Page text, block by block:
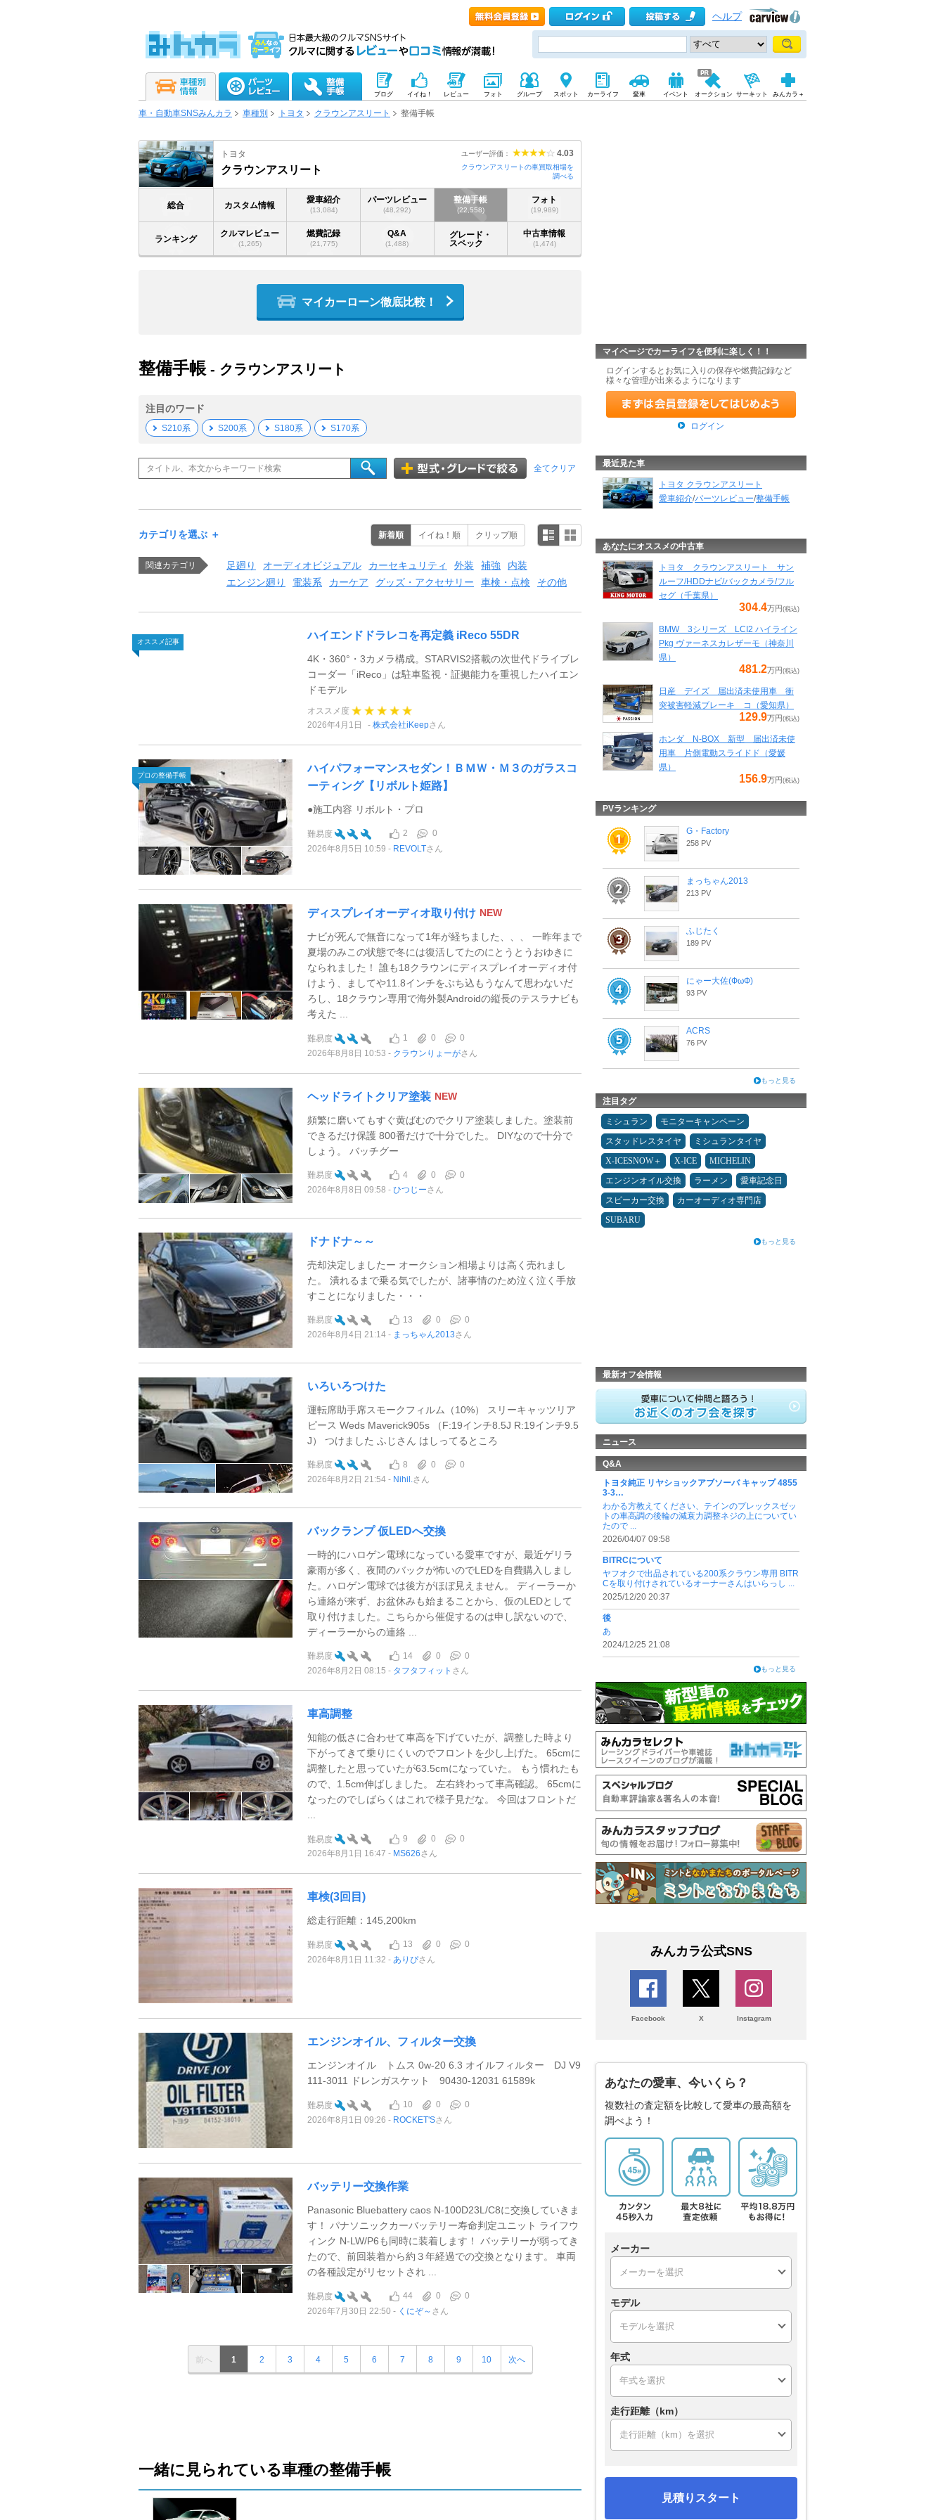
ヘルプ
ブログ イイね！ レビュー フォト グループ スポット カーライフ 愛車 イベント オークション サーキット みんカラ＋
車・自動車SNSみんカラ 車種別 トヨタ クラウンアスリート 整備手帳
ユーザー評価： 4.03
トヨタ
クラウンアスリート
クラウンアスリートの車買取相場を
調べる
総合 カスタム情報
愛車紹介
(13,084)
パーツレビュー
(48,292)
整備手帳
(22,558)
フォト
(19,989)
ランキング
クルマレビュー
(1,265)
燃費記録
(21,775)
Q&A
(1,488)
グレード・
スペック
中古車情報
(1,474)
マイカーローン徹底比較！
整備手帳 - クラウンアスリート
注目のワード
S210系 S200系 S180系 S170系
全てクリア
カテゴリを選ぶ ＋ 新着順 イイね！順 クリップ順
関連カテゴリ 足廻り オーディオビジュアル カーセキュリティ 外装 補強
内装
エンジン廻り
電装系 カーケア グッズ・アクセサリー 車検・点検 その他
オススメ記事
ハイエンドドラレコを再定義 iReco 55DR
4K・360°・3カメラ構成。STARVIS2搭載の次世代ドライブレ
コーダー「iReco」は駐車監視・証拠能力を重視したハイエン
ドモデル
オススメ度
2026年4月1日
株式会社iKeepさん
プロの整備手帳
ハイパフォーマンスセダン！ＢＭＷ・Ｍ３のガラスコ
ーティング【リボルト姫路】
●施工内容 リボルト・プロ
難易度 2
0
2026年8月5日 10:59
REVOLTさん
ディスプレイオーディオ取り付け NEW
ナビが死んで無音になって1年が経ちました、、、 一昨年まで
夏場のみこの状態で冬には復活してたのにとうとうおゆきに
なられました！ 誰も18クラウンにディスプレイオーディオ付
けよう、ましてや11.8インチをぶち込もうなんて思わないだ
ろし、18クラウン専用で海外製Androidの縦長のテスラナビも
考えた ...
難易度 1 0
0
2026年8月8日 10:53
クラウンりょーがさん
ヘッドライトクリア塗装 NEW
頻繁に磨いてもすぐ黄ばむのでクリア塗装しました。塗装前
できるだけ保護 800番だけで十分でした。 DIYなので十分で
しょう。 バッチグー
難易度 4 0
0
2026年8月8日 09:58
ひつじーさん
ドナドナ～～
売却決定しましたー オークション相場よりは高く売れまし
た。 潰れるまで乗る気でしたが、諸事情のため泣く泣く手放
すことになりました・・・
難易度 13 0
0
2026年8月4日 21:14
まっちゃん2013さん
いろいろつけた
運転席助手席スモークフィルム（10%） スリーキャッツリア
ピース Weds Maverick905s （F:19インチ8.5J R:19インチ9.5
J） つけました ふじさん はしってるところ
難易度 8 0
0
2026年8月2日 21:54
Nihil.さん
バックランプ 仮LEDへ交換
一時的にハロゲン電球になっている愛車ですが、最近ゲリラ
豪雨が多く、夜間のバックが怖いのでLEDを自費購入しまし
た。ハロゲン電球では後方がほぼ見えません。 ディーラーか
ら連絡が来ず、お盆休みも始まることから、仮のLEDとして
取り付けました。こちらから催促するのは申し訳ないので、
ディーラーからの連絡 ...
難易度 14 0
0
2026年8月2日 08:15
タフタフィット さん
車高調整
知能の低さに合わせて車高を下げていたが、調整した時より
下がってきて乗りにくいのでフロントを少し上げた。 65cmに
調整したと思っていたが63.5cmになっていた。 もう慣れたも
ので、1.5cm伸ばしました。 左右終わって車高確認。 65cmに
なったのでしばらくはこれで様子見だな。 今回はフロントだ
難易度 9 0
0
2026年8月1日 16:47
MS626さん
車検(3回目)
総走行距離：145,200km
難易度 13 0
0
2026年8月1日 11:32
ありぴさん
エンジンオイル、フィルター交換
エンジンオイル トムス 0w-20 6.3 オイルフィルター DJ V9
111-3011 ドレンガスケット 90430-12031 61589k
難易度 10 0
0
2026年8月1日 09:26
ROCKET'Sさん
バッテリー交換作業
Panasonic Bluebattery caos N-100D23L/C8に交換していきま
す！ パナソニックカーバッテリー寿命判定ユニット ライフウ
ィンク N-LW/P6も同時に装着します！ バッテリーが弱ってき
たので、前回装着から約３年経過での交換となります。 車両
の各種設定がリセットされ ...
難易度 44 0
0
2026年7月30日 22:50
くにぞ～ さん
前へ 1 2 3 4 5 6 7 8 9 10 次へ
一緒に見られている車種の整備手帳
マイページでカーライフを便利に楽しく！！
ログインするとお気に入りの保存や燃費記録など
様々な管理が出来るようになります
ログイン
最近見た車
トヨタ クラウンアスリート
愛車紹介/パーツレビュー/整備手帳
あなたにオススメの中古車
トヨタ クラウンアスリート サン
ルーフ/HDDナビ/バックカメラ/フル
セグ（千葉県）
304.4万円 (税込)
BMW 3シリーズ LCI2 ハイライン
Pkg ヴァーネスカレザーモ（神奈川
県）
481.2万円 (税込)
日産 デイズ 届出済未使用車 衝
突被害軽減ブレーキ コ（愛知県）
129.9万円 (税込)
ホンダ N-BOX 新型 届出済未使
用車 片側電動スライドド（愛媛
県）
156.9万円 (税込)
PVランキング
G・Factory
258 PV
まっちゃん2013
213 PV
ふじたく
189 PV
にゃー大佐(ФωФ)
93 PV
ACRS
76 PV
もっと見る
注目タグ
ミシュラン
モニターキャンペーン
スタッドレスタイヤ
ミシュランタイヤ
X-ICESNOW＋
X-ICE
MICHELIN
エンジンオイル交換
ラーメン
愛車記念日
スピーカー交換
カーオーディオ専門店
SUBARU
もっと見る
最新オフ会情報
ニュース
Q&A
トヨタ純正 リヤショックアブソーバ キャップ 4855
3-3…
わかる方教えてください、テインのプレックスゼッ
トの車高調の後輪の減衰力調整ネジの上についてい
たので ...
2026/04/07 09:58
BITRCについて
ヤフオクで出品されている200系クラウン専用 BITR
Cを取り付けされているオーナーさんはいらっし ...
2025/12/20 20:37
後
あ
2024/12/25 21:08
もっと見る
みんカラ公式SNS
Facebook X Instagram
あなたの愛車、今いくら？
複数社の査定額を比較して愛車の最高額を
調べよう！
メーカー
モデル
年式
走行距離（km）
見積りスタート